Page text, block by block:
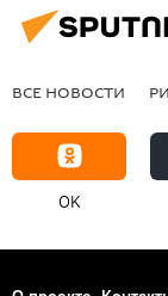
ВСЕ НОВОСТИ
OK